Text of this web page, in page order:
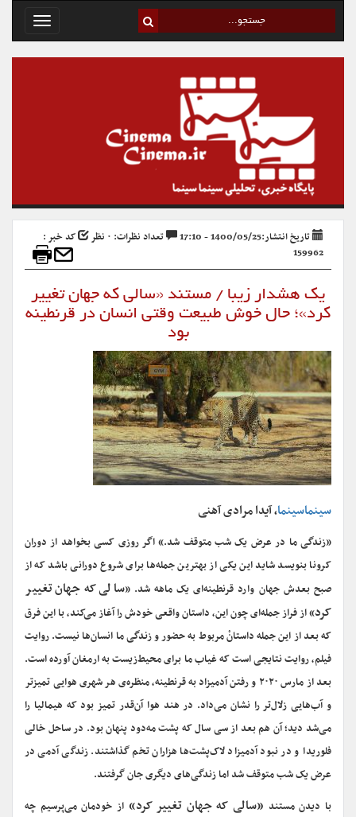
Toggle
تاریخ انتشار:1400/05/25 - 17:10 تعداد نظرات: ۰ نظر
کد خبر :
159962
یک هشدار زیبا / مستند «سالی که جهان تغییر
کرد»؛ حال خوش طبیعت وقتی انسان در قرنطینه
بود
سینماسینما، آیدا مرادی آهنی
«زندگی ما در عرض یک شب متوقف شد.» اگر روزی کسی بخواهد از دوران
کرونا بنویسد شاید این یکی از بهترین جمله‌ها برای شروع دورانی باشد که از
صبح بعدش جهان وارد قرنطینه‌ای یک ماهه شد. «سالی که جهان تغییر
کرد» از فراز جمله‌ای چون این، داستان واقعی خودش را آغاز می‌کند، با این فرق
که بعد از این جمله داستانْ مربوط به حضور و زندگی ما انسان‌ها نیست. روایت
فیلم، روایت نتایجی است که غیاب ما برای محیط‌زیست به ارمغان آورده است.
بعد از مارس ۲۰۲۰ و رفتن آدمیزاد به قرنطینه، منظره‌ی هر شهری هوایی تمیزتر
و آب‌هایی زلال‌تر را نشان می‌داد. در هند هوا آن‌قدر تمیز بود که هیمالیا را
می‌شد دید؛ آن هم بعد از سی سال که پشت مه‌دود پنهان بود. در ساحل خالی
فلوریدا و در نبود آدمیزاد لاک‌پشت‌ها هزاران تخم گذاشتند. زندگی آدمی در
عرض یک شب متوقف شد اما زندگی‌های دیگری جان گرفتند.
با دیدن مستند «سالی که جهان تغییر کرد» از خودمان می‌پرسیم چه